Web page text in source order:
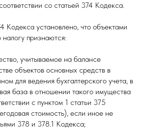
со статьей 374 Кодекса.
Кодекса установлено, что объектами
признаются:
учитываемое на балансе
объектов основных средств в
для ведения бухгалтерского учета, в
база в отношении такого имущества
с пунктом 1 статьи 375
стоимость), если иное не
378 и 378.1 Кодекса;